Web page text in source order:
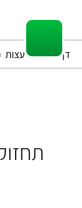
לתוכן
דף הבית עצות